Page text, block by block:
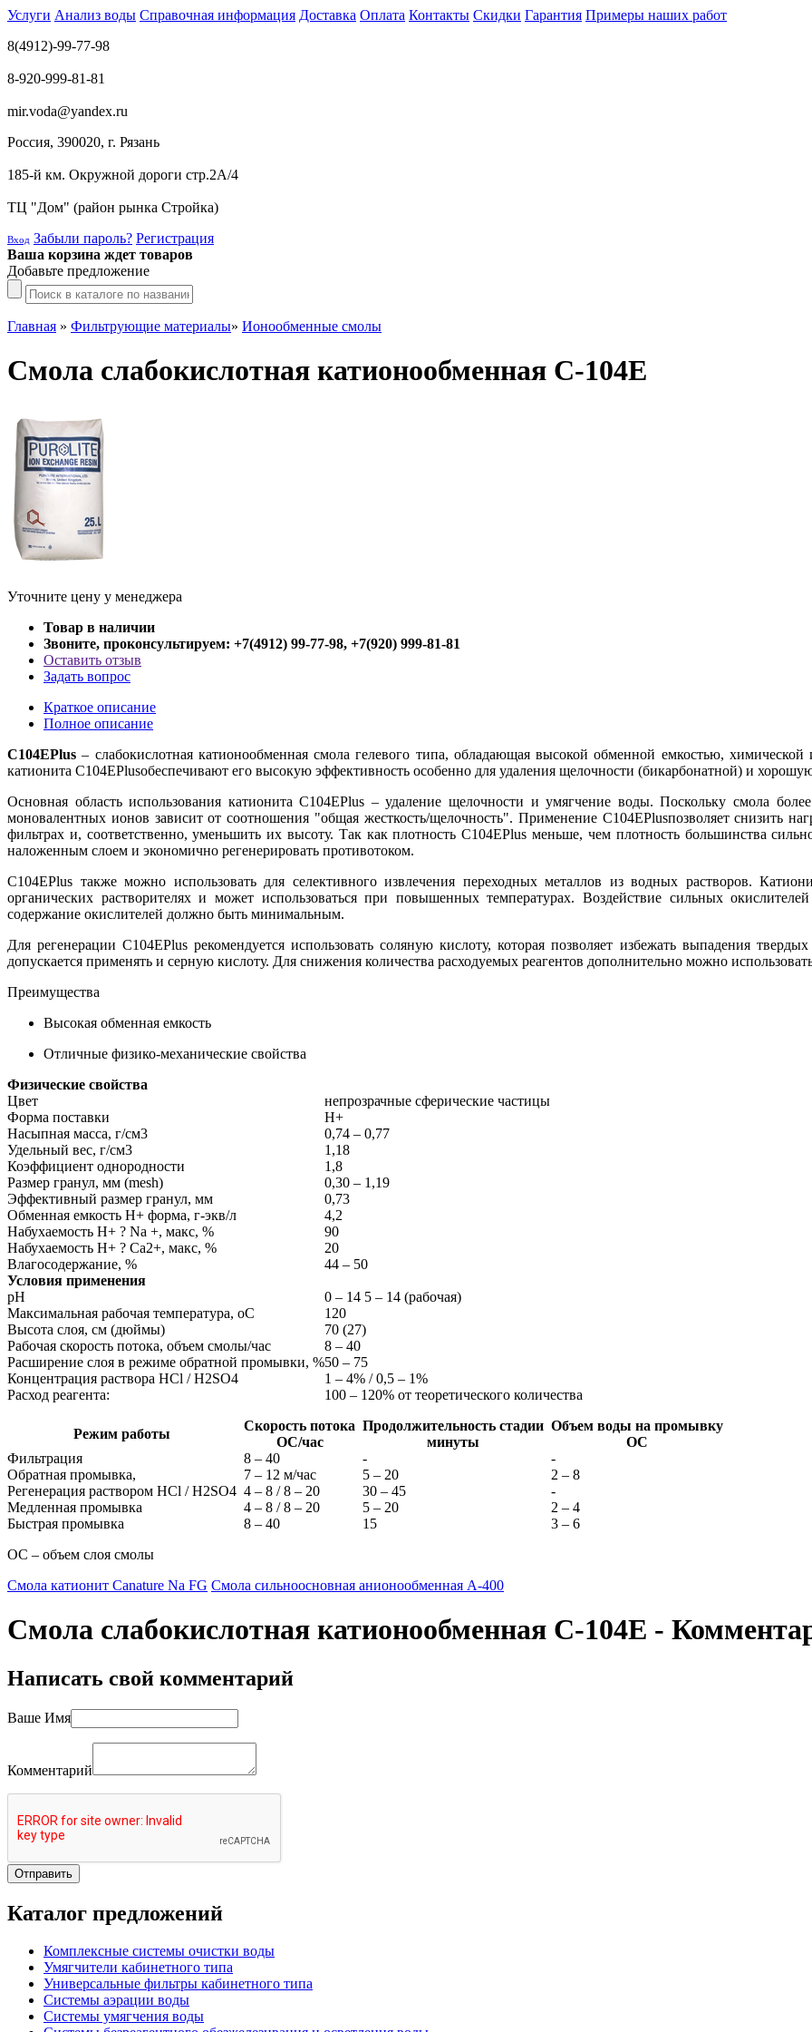
Услуги Анализ воды Справочная информация Доставка Оплата Контакты Скидки Гарантия Примеры наших работ
8(4912)-99-77-98
8-920-999-81-81
mir.voda@yandex.ru
Россия, 390020, г. Рязань
185-й км. Окружной дороги стр.2А/4
ТЦ "Дом" (район рынка Стройка)
Вход Забыли пароль? Регистрация
Ваша корзина ждет товаров
Добавьте предложение
Главная » Фильтрующие материалы» Ионообменные смолы
Смола слабокислотная катионообменная C-104E
Уточните цену у менеджера
Товар в наличии
Звоните, проконсультируем: +7(4912) 99-77-98, +7(920) 999-81-81
Оставить отзыв
Задать вопрос
Краткое описание
Полное описание
С104EPlus – слабокислотная катионообменная смола гелевого типа, обладающая высокой обменной емкостью,
катионита С104EPlusобеспечивают его высокую эффективность особенно для удаления щелочности (бикарбонатной) и
Основная область использования катионита С104EPlus – удаление щелочности и умягчение воды. Поскольку смола
моновалентных ионов зависит от соотношения "общая жесткость/щелочность". Применение С104EPlusпозволяет снизить
фильтрах и, соответственно, уменьшить их высоту. Так как плотность С104EPlus меньше, чем плотность большинства
наложенным слоем и экономично регенерировать противотоком.
С104EPlus также можно использовать для селективного извлечения переходных металлов из водных растворов.
органических растворителях и может использоваться при повышенных температурах. Воздействие сильных
содержание окислителей должно быть минимальным.
Для регенерации С104EPlus рекомендуется использовать соляную кислоту, которая позволяет избежать выпадения
допускается применять и серную кислоту. Для снижения количества расходуемых реагентов дополнительно можно
Преимущества
Высокая обменная емкость
Отличные физико-механические свойства
Физические свойства
Цвет
непрозрачные сферические частицы
Форма поставки
Н+
Насыпная масса, г/см3
0,74 – 0,77
Удельный вес, г/см3
1,18
Коэффициент однородности
1,8
Размер гранул, мм (mesh)
0,30 – 1,19
Эффективный размер гранул, мм
0,73
Обменная емкость Н+ форма, г-экв/л
4,2
Набухаемость H+ ? Na +, макс, %
90
Набухаемость H+ ? Сa2+, макс, %
20
Влагосодержание, %
44 – 50
Условия применения
рН
0 – 14 5 – 14 (рабочая)
Максимальная рабочая температура, оС
120
Высота слоя, см (дюймы)
70 (27)
Рабочая скорость потока, объем смолы/час
8 – 40
Расширение слоя в режиме обратной промывки, %50 – 75
Концентрация раствора HCl / H2SO4
1 – 4% / 0,5 – 1%
Расход реагента:
100 – 120% от теоретического количества
Режим работы
Скорость потока Продолжительность стадии Объем воды на промывку
ОС/час
минуты
ОС
Фильтрация
8 – 40 -
-
Обратная промывка,
7 – 12 м/час 5 – 20
2 – 8
Регенерация раствором HCl / H2SO4 4 – 8 / 8 – 20 30 – 45
-
Медленная промывка
4 – 8 / 8 – 20 5 – 20
2 – 4
Быстрая промывка
8 – 40 15
3 – 6
ОС – объем слоя смолы
Смола катионит Canature Na FG Смола сильноосновная анионообменная A-400
Смола слабокислотная катионообменная C-104E -
Написать свой комментарий
Ваше Имя
Комментарий
Каталог предложений
Комплексные системы очистки воды
Умягчители кабинетного типа
Универсальные фильтры кабинетного типа
Системы аэрации воды
Системы умягчения воды